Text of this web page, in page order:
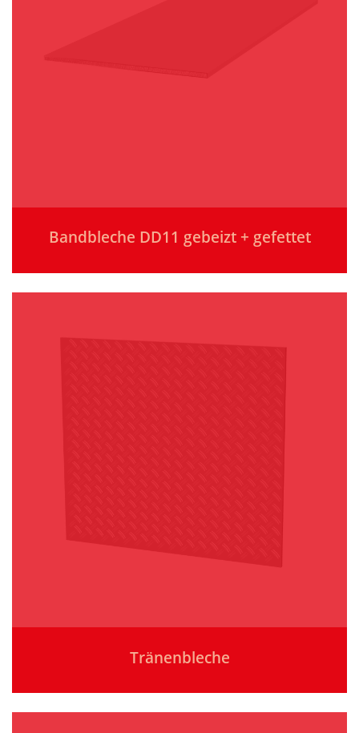
Bandbleche DD11 gebeizt + gefettet
Tränenbleche